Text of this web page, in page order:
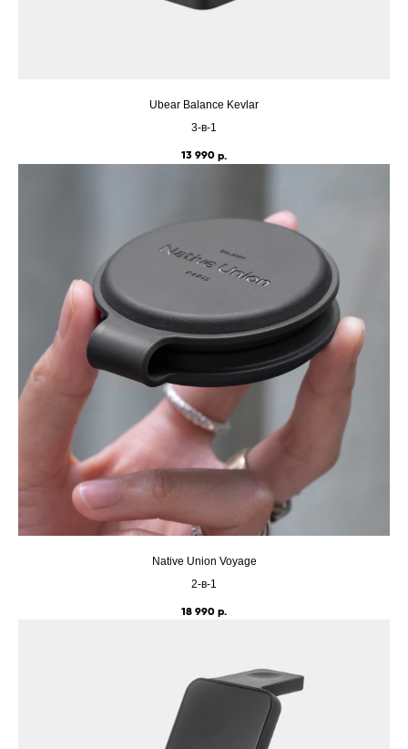
Ubear Balance Kevlar
3-в-1
13 990 р.
Native Union Voyage
2-в-1
18 990 р.